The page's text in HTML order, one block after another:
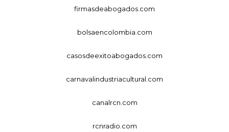
firmasdeabogados.com
bolsaencolombia.com
casosdeexitoabogados.com
carnavalindustriacultural.com
canalrcn.com
rcnradio.com